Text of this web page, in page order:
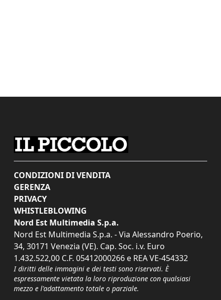
CONDIZIONI DI VENDITA
GERENZA
PRIVACY
WHISTLEBLOWING
Nord Est Multimedia S.p.a.
Nord Est Multimedia S.p.a. - Via Alessandro Poerio,
34, 30171 Venezia (VE). Cap. Soc. i.v. Euro
1.432.522,00 C.F. 05412000266 e REA VE-454332
I diritti delle immagini e dei testi sono riservati. È
espressamente vietata la loro riproduzione con qualsiasi
mezzo e l'adattamento totale o parziale.